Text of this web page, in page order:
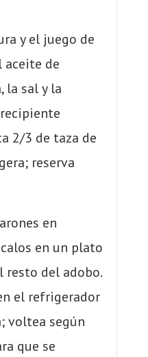
y el juego de
aceite de
la sal y la
2/3 de taza de
reserva
en
en un plato
resto del adobo.
el refrigerador
voltea según
que se